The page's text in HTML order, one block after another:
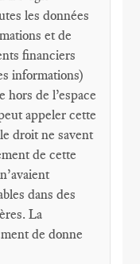
les données
et de
financiers
informations)
de l’espace
appeler cette
droit ne savent
de cette
dans des
La
de donne